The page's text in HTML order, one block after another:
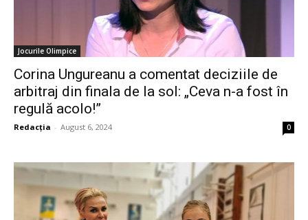
Jocurile Olimpice
Corina Ungureanu a comentat deciziile de
arbitraj din finala de la sol: „Ceva n-a fost în
regulă acolo!”
Redacția - August 6, 2024 0